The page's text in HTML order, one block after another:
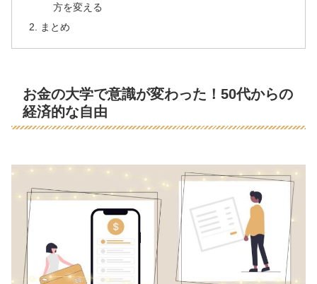
方を変える
まとめ
お金の大学で意識が変わった！50代からの
経済的な自由